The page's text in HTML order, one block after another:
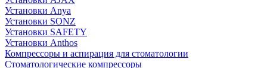
Установки Anya
Установки SONZ
Установки SAFETY
Установки Anthos
Компрессоры и аспирация для стоматологии
Стоматологические компрессоры